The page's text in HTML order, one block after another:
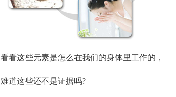
看看这些元素是怎么在我们的身体里工作的，
难道这些还不是证据吗?